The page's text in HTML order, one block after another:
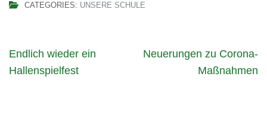
CATEGORIES: UNSERE SCHULE
Beitragsnavigation
Endlich wieder ein
Hallenspielfest
Neuerungen zu Corona-
Maßnahmen